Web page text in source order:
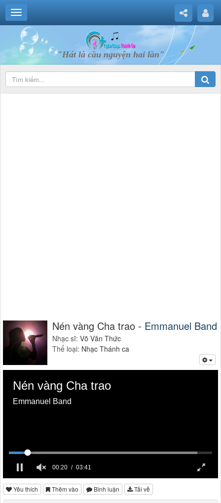
"Hát là cầu nguyện hai lần"
Nén vàng Cha trao - Emmanuel Band
Nhạc sĩ: Võ Văn Thức
Thể loại: Nhạc Thánh ca
Nén vàng Cha trao
Emmanuel Band
00:20 03:41
Yêu thích Thêm vào Bình luận Tải về